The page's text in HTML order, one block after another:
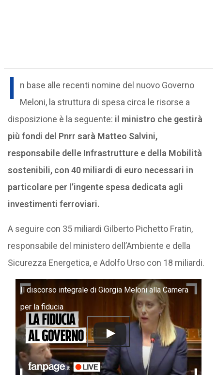
I
n base alle recenti nomine del nuovo Governo
Meloni, la struttura di spesa circa le risorse a
disposizione è la seguente: il ministro che gestirà
più fondi del Pnrr sarà Matteo Salvini,
responsabile delle Infrastrutture e della Mobilità
sostenibili, con 40 miliardi di euro necessari in
particolare per l’ingente spesa dedicata agli
investimenti ferroviari.
A seguire con 35 miliardi Gilberto Pichetto Fratin,
responsabile del ministero dell’Ambiente e della
Sicurezza Energetica, e Adolfo Urso con 18 miliardi.
Il discorso integrale di Giorgia Meloni alla Camera
per la fiducia